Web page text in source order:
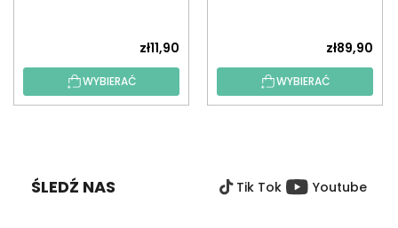
zł11,90
WYBIERAĆ
zł89,90
WYBIERAĆ
ŚLEDŹ NAS Tik Tok Youtube